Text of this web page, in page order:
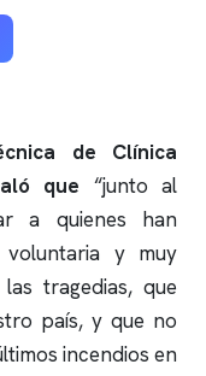
de Clínica
que “junto al
a quienes han
y muy
tragedias, que
país, y que no
incendios en